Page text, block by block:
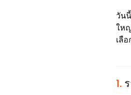
วัน
ให
เลื
1.